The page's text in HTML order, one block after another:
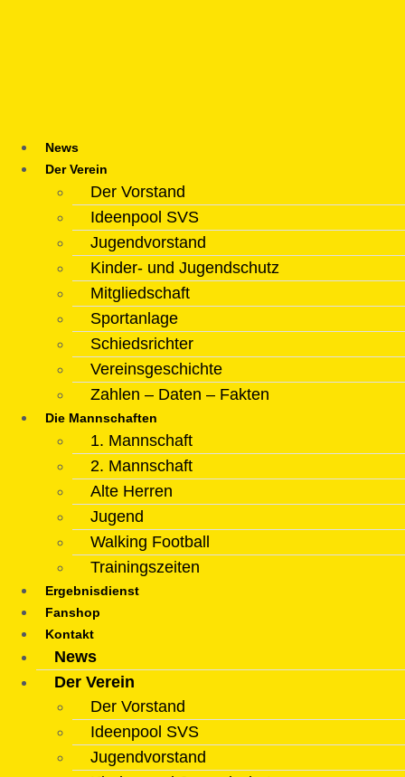
News
Der Verein
Der Vorstand
Ideenpool SVS
Jugendvorstand
Kinder- und Jugendschutz
Mitgliedschaft
Sportanlage
Schiedsrichter
Vereinsgeschichte
Zahlen – Daten – Fakten
Die Mannschaften
1. Mannschaft
2. Mannschaft
Alte Herren
Jugend
Walking Football
Trainingszeiten
Ergebnisdienst
Fanshop
Kontakt
News
Der Verein
Der Vorstand
Ideenpool SVS
Jugendvorstand